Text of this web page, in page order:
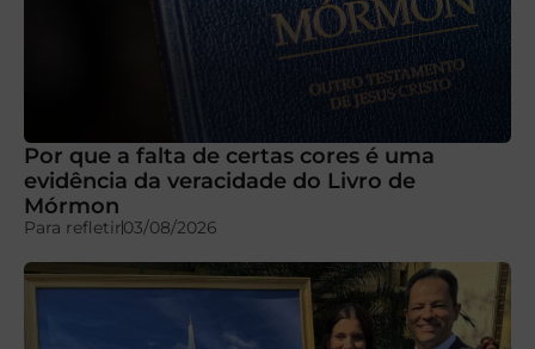
Por que a falta de certas cores é uma
evidência da veracidade do Livro de
Mórmon
Para refletir03/08/2026